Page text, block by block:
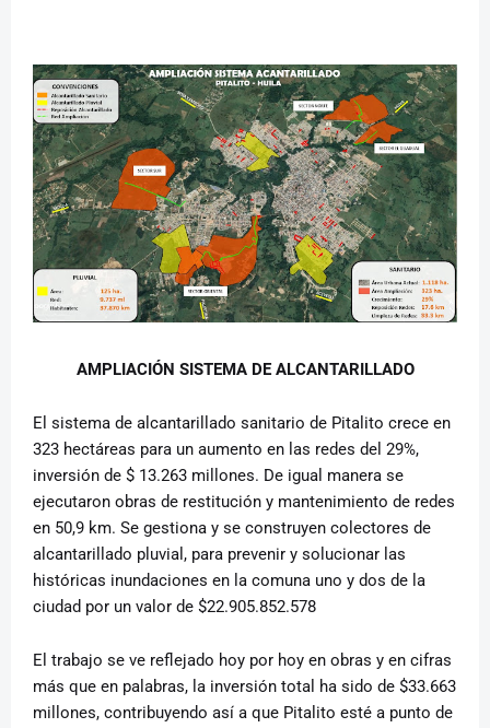
AMPLIACIÓN SISTEMA DE ALCANTARILLADO
El sistema de alcantarillado sanitario de Pitalito crece en
323 hectáreas para un aumento en las redes del 29%,
inversión de $ 13.263 millones. De igual manera se
ejecutaron obras de restitución y mantenimiento de redes
en 50,9 km. Se gestiona y se construyen colectores de
alcantarillado pluvial, para prevenir y solucionar las
históricas inundaciones en la comuna uno y dos de la
ciudad por un valor de $22.905.852.578
El trabajo se ve reflejado hoy por hoy en obras y en cifras
más que en palabras, la inversión total ha sido de $33.663
millones, contribuyendo así a que Pitalito esté a punto de